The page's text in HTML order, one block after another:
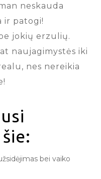
neskauda
ir patogi!
jokių erzulių.
naujagimystės iki
nes nereikia
bei vaiko